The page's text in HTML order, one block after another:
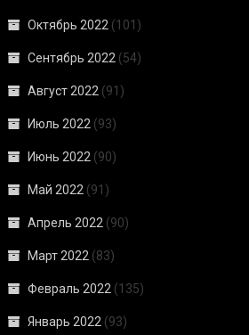
Октябрь 2022 (101)
Сентябрь 2022 (54)
Август 2022 (91)
Июль 2022 (93)
Июнь 2022 (90)
Май 2022 (91)
Апрель 2022 (90)
Март 2022 (83)
Февраль 2022 (135)
Январь 2022 (93)